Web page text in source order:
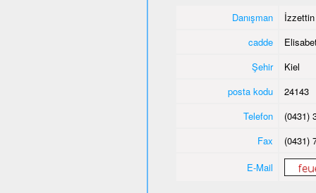
Danışman
cadde
Şehir
Kiel
posta kodu
24143
Telefon
(0431)
Fax
(0431)
E-Mail